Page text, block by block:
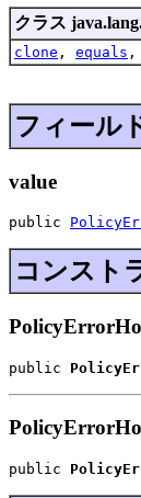
クラス
clone , equals ,
フィール
value
public
コンスト
public
public